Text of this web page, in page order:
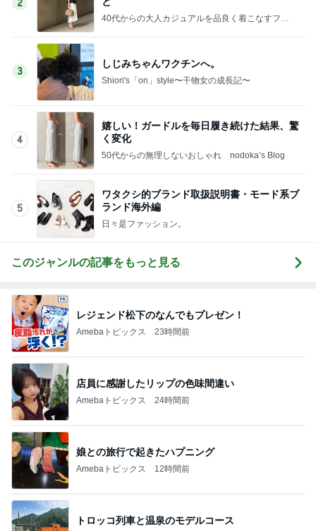
2
40代からの大人カジュアルを品良く着こなすファ
3
しじみちゃんワクチンへ。
Shiori's「on」style〜干物女の成長記〜
4
嬉しい！ガードルを毎日履き続けた結果、驚
く変化
50代からの無理しないおしゃれ nodoka’s Blog
5
ワタクシ的ブランド取扱説明書・モード系ブ
ランド海外編
日々是ファッション。
このジャンルの記事をもっと見る
レジェンド松下のなんでもプレゼン！
Amebaトピックス 23時間前
店員に感謝したリップの色味間違い
Amebaトピックス 24時間前
娘との旅行で起きたハプニング
Amebaトピックス 12時間前
トロッコ列車と温泉のモデルコース